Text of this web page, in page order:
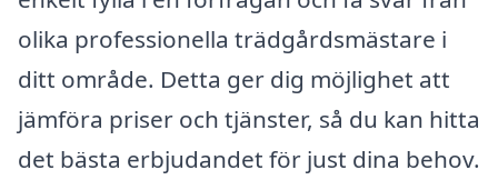
olika professionella trädgårdsmästare i
ditt område. Detta ger dig möjlighet att
jämföra priser och tjänster, så du kan hitta
det bästa erbjudandet för just dina behov.